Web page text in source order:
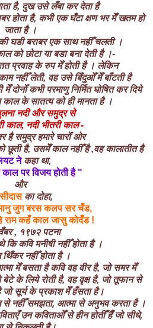
है, दुख उसे लँबा कर देता है
होता है, कभी एक घँटा क्षण भर मेँ खतम हो
जाता है ।
घडी बराबर एक साथ नहीँ चलती ।
को छोटा या बडा बना देती है ।-
प्रवाह के रुप मेँ होती है । लेकिन
नहीँ लेती, वह उसे बिँदुओँ मेँ बाँटती है
कभी परमाणु निर्मित घोषित कर दिये
काल के सातत्य को ही मानता है ।
नदी और समुद्र से
काल, नदी भीतरी काल -
है समुद्र हमारे चारोँ ओर
छूती है, उसमेँ काल नहीँ है ,वह कालातीत है
ने कहा था,
पर विजय होती है "
और
का दोहा,
जुग बरस कलप सर चँड,
राम कहँ काल जासु कोदँड !
, १९७२ पटना
थे किकवि मनीषी नहीँ होता है ।
नहीँ होता है ।
मेँ बसता है कवि वह वीर है, जो समर मेँ
के लिये रोती है, वह वृक्ष है, जो तूफान से
जो सूर्य के प्रकाश मेँ हँसता है।
से नहीँ समझता, आत्मा से अनुभव करता है ।
उन कविताओँ से हीन होतीँ हैँ जो सीधे,